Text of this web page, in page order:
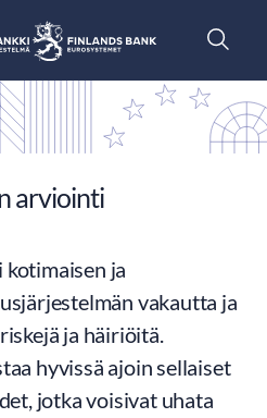
arviointi
kotimaisen ja
vakautta ja
ja häiriöitä.
hyvissä ajoin sellaiset
jotka voisivat uhata